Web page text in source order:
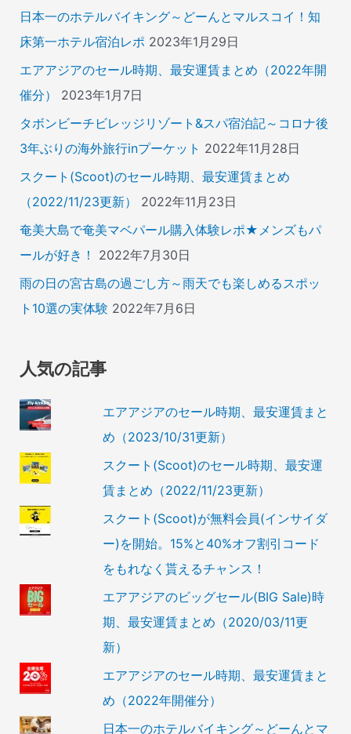
日本一のホテルバイキング～どーんとマルスコイ！知
床第一ホテル宿泊レポ 2023年1月29日
エアアジアのセール時期、最安運賃まとめ（2022年開
催分）
2023年1月7日
タボンビーチビレッジリゾート&スパ宿泊記～コロナ後
3年ぶりの海外旅行inプーケット 2022年11月28日
スクート(Scoot)のセール時期、最安運賃まとめ
（2022/11/23更新）
2022年11月23日
奄美大島で奄美マベパール購入体験レポ★メンズもパ
ールが好き！
2022年7月30日
雨の日の宮古島の過ごし方～雨天でも楽しめるスポッ
ト10選の実体験 2022年7月6日
人気の記事
エアアジアのセール時期、最安運賃まと
め（2023/10/31更新）
スクート(Scoot)のセール時期、最安運
賃まとめ（2022/11/23更新）
スクート(Scoot)が無料会員(インサイダ
ー)を開始。15%と40%オフ割引コード
をもれなく貰えるチャンス！
エアアジアのビッグセール(BIG Sale)時
期、最安運賃まとめ（2020/03/11更
新）
エアアジアのセール時期、最安運賃まと
め（2022年開催分）
日本一のホテルバイキング～どーんとマ